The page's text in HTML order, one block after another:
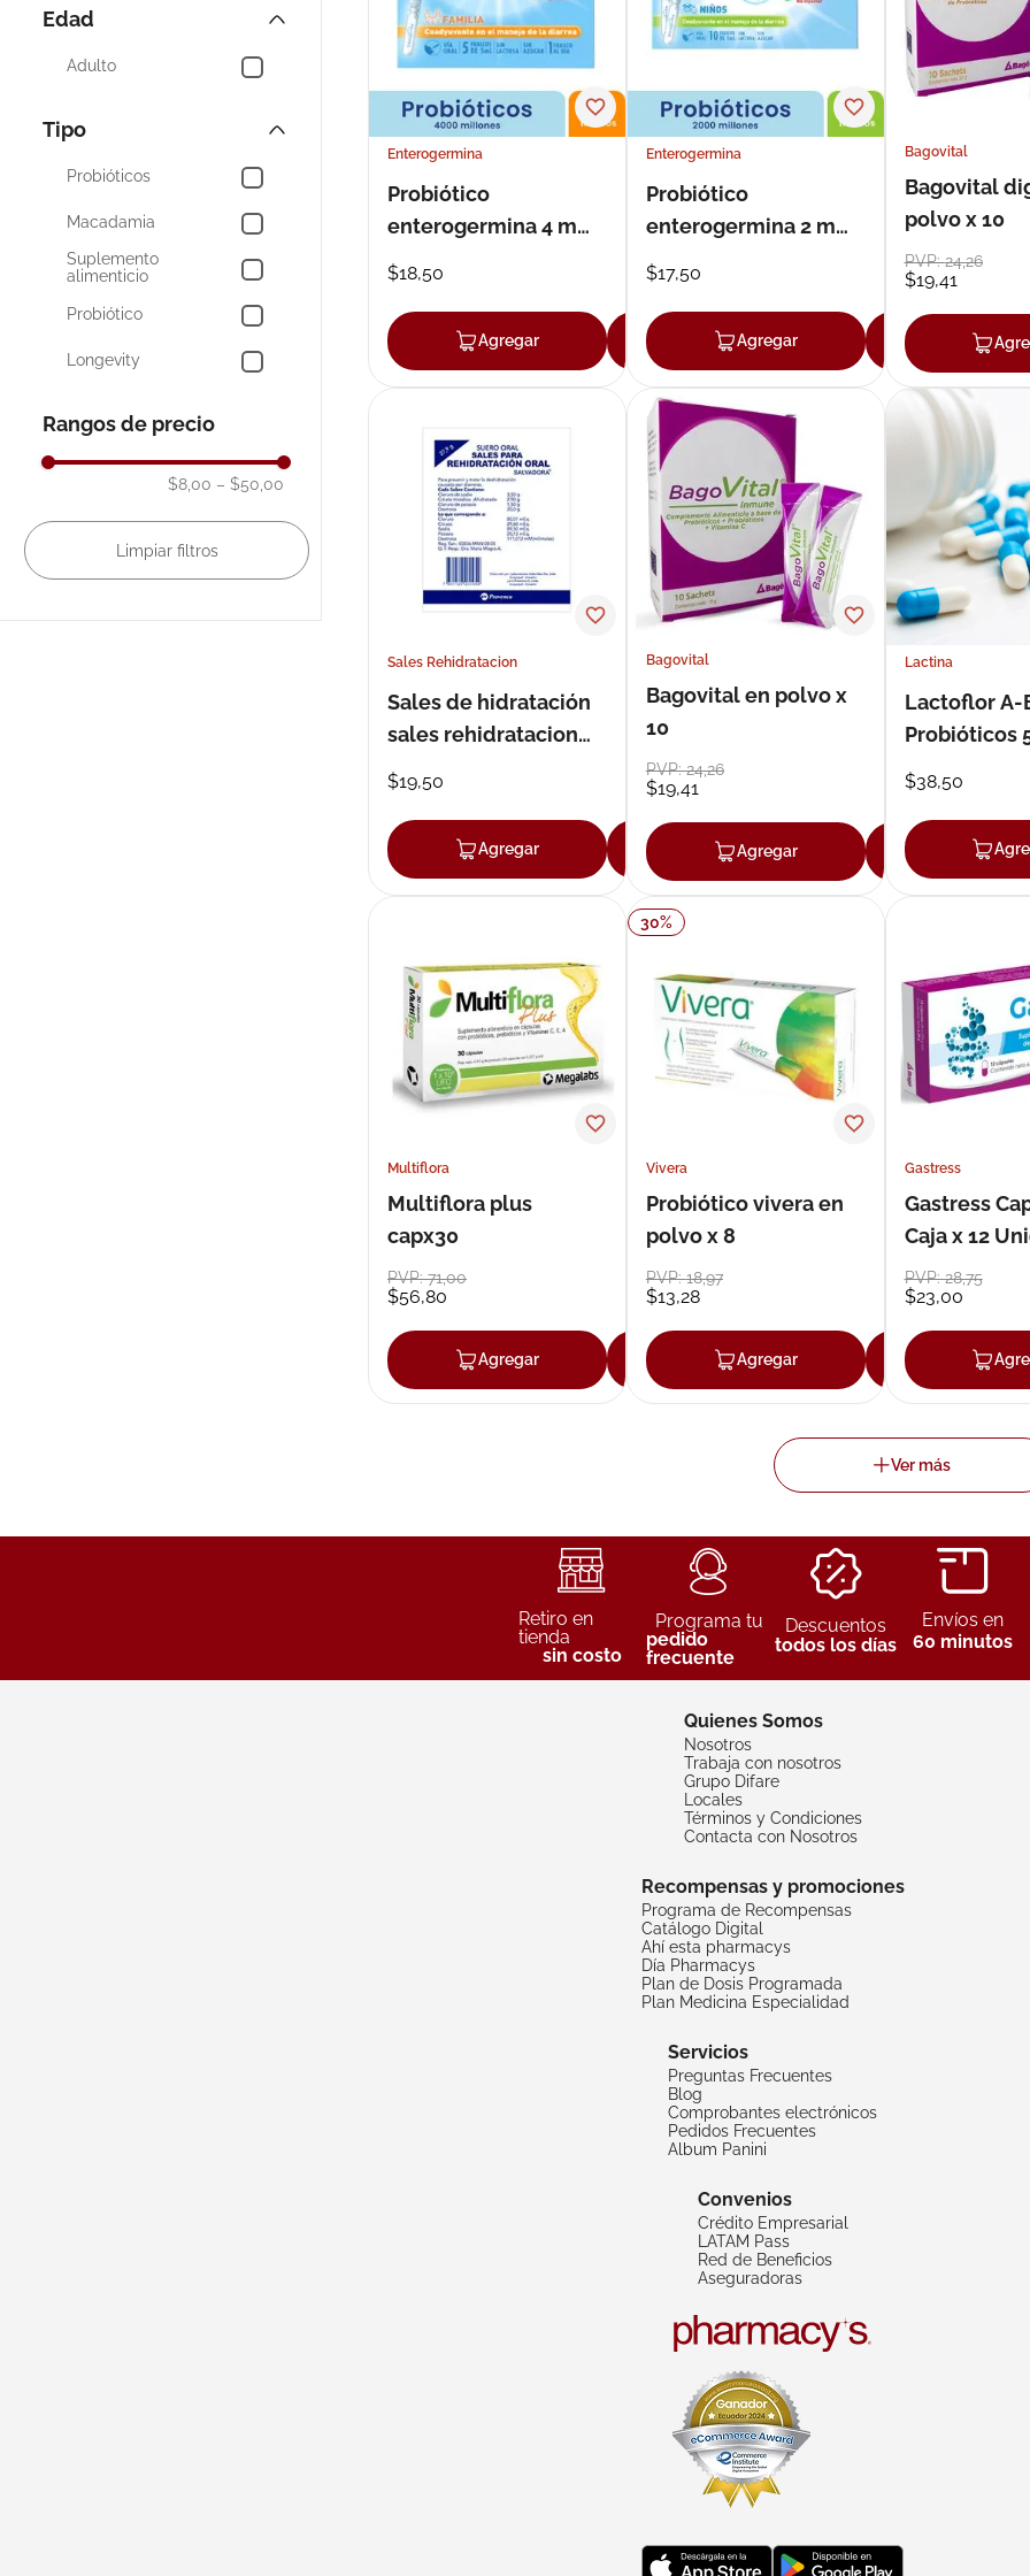
Vitalogy
Sales Rehidratacion
Mostrar 8 más
Edad
Adulto
Tipo
Probióticos
Macadamia
Suplemento
alimenticio
Probiótico
Longevity
Fórmula especializada
libres
Rangos de precio
$8,00 – $50,00
Enterogermina
Probiótico
enterogermina 4 m
ampolla bebible x 5
$18,50
Agregar Agregar
Enterogermina
Probiótico
enterogermina 2 m
ampolla bebible x 10
$17,50
Agregar Agregar
Bagovital
Bagovital
polvo x 10
PVP:24,26
$19,41
Sales Rehidratacion
Sales de hidratación
sales rehidratacion
en polvo x 30
$19,50
Agregar Agregar
Bagovital
Bagovital en polvo x
10
PVP:24,26
$19,41
Agregar Agregar
Lactina
Lactoflor A-
Probióticos
Frasco 30
$38,50
Multiflora
Multiflora plus
capx30
PVP:71,00
$56,80
Agregar Agregar
30%
Vivera
Probiótico vivera en
polvo x 8
PVP:18,97
$13,28
Agregar Agregar
Gastress
Gastress
Caja x 12
PVP:28,75
$23,00
Retiro en
tienda
sin costo
Programa tu
pedido
frecuente
Descuentos
todos los días
Envíos en
60 minutos
Quienes Somos
Nosotros
Trabaja con nosotros
Grupo Difare
Locales
Términos y Condiciones
Contacta con Nosotros
Recompensas y promociones
Programa de Recompensas
Catálogo Digital
Ahí esta pharmacys
Día Pharmacys
Plan de Dosis Programada
Plan Medicina Especialidad
Servicios
Preguntas Frecuentes
Blog
Comprobantes electrónicos
Pedidos Frecuentes
Album Panini
Convenios
Crédito Empresarial
LATAM Pass
Red de Beneficios
Aseguradoras
10.neumoflux